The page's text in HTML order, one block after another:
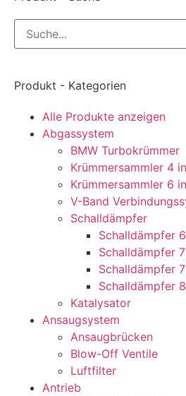
Produkt - Kategorien
Alle Produkte anzeigen
Abgassystem
BMW Turbokrümmer
Krümmersammler 4
Krümmersammler 6
V-Band
Schalldämpfer
Schalldämpfer
Schalldämpfer
Schalldämpfer
Schalldämpfer
Katalysator
Ansaugsystem
Ansaugbrücken
Blow-Off Ventile
Luftfilter
Antrieb